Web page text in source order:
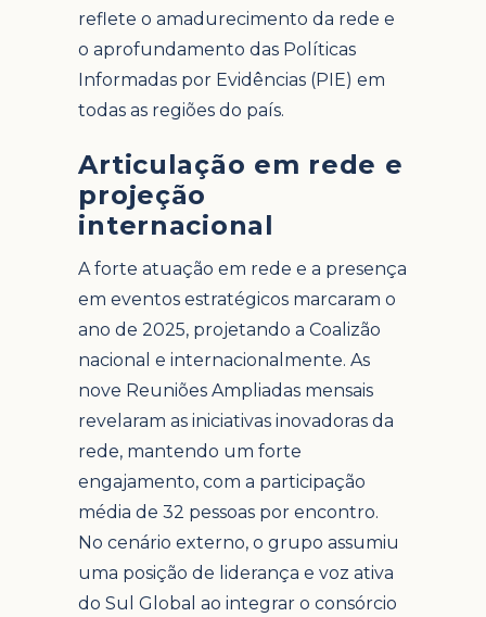
reflete o amadurecimento da rede e
o aprofundamento das Políticas
Informadas por Evidências (PIE) em
todas as regiões do país.
Articulação em rede e
projeção
internacional
A forte atuação em rede e a presença
em eventos estratégicos marcaram o
ano de 2025, projetando a Coalizão
nacional e internacionalmente. As
nove Reuniões Ampliadas mensais
revelaram as iniciativas inovadoras da
rede, mantendo um forte
engajamento, com a participação
média de 32 pessoas por encontro.
No cenário externo, o grupo assumiu
uma posição de liderança e voz ativa
do Sul Global ao integrar o consórcio